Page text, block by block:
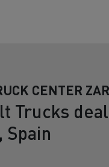
CENTER
Trucks
Spain